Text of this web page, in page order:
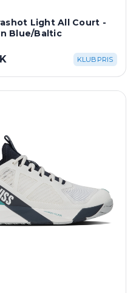
Light All Court -
Blue/Baltic
KLUBPRIS